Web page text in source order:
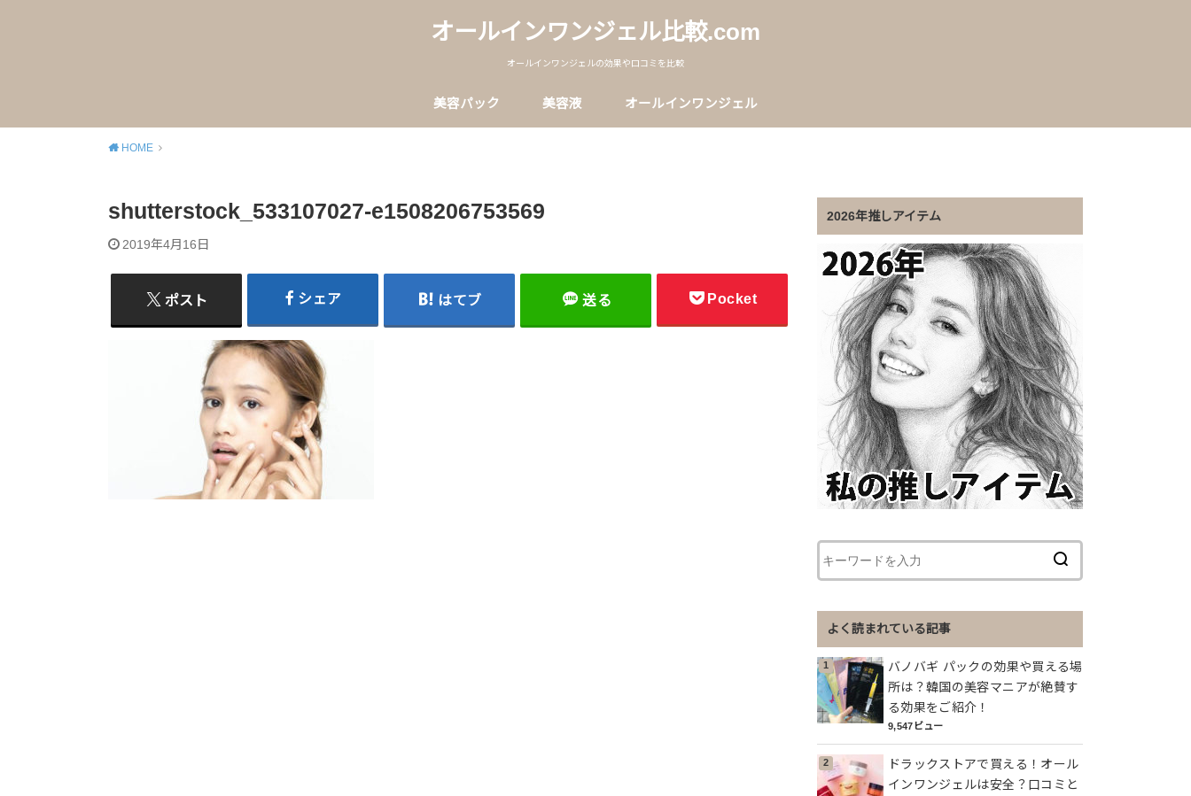
オールインワンジェル比較.com
オールインワンジェルの効果や口コミを比較
美容パック 美容液 オールインワンジェル
HOME
shutterstock_533107027-e1508206753569
2019年4月16日
ポスト シェア はてブ 送る Pocket
2026年推しアイテム
よく読まれている記事
バノバギ パックの効果や買える場
所は？韓国の美容マニアが絶賛す
る効果をご紹介！
9,547ビュー
ドラックストアで買える！オール
インワンジェルは安全？口コミと